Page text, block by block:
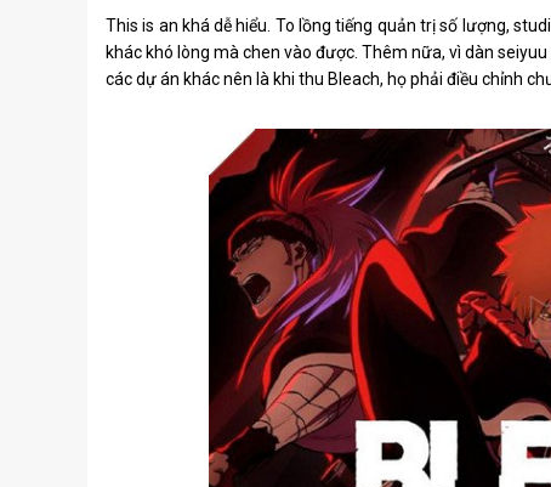
This is an khá dễ hiểu. To lồng tiếng quản trị số lượng,
khác khó lòng mà chen vào được. Thêm nữa, vì dàn
các dự án khác nên là khi thu Bleach, họ phải điều chỉnh